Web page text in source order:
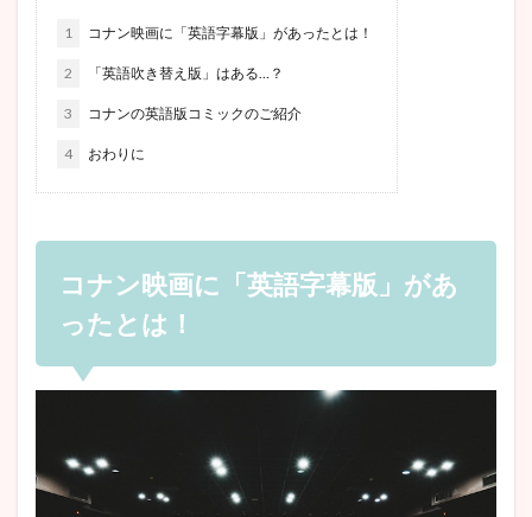
1 コナン映画に「英語字幕版」があったとは！
2 「英語吹き替え版」はある…？
3 コナンの英語版コミックのご紹介
4 おわりに
コナン映画に「英語字幕版」があ
ったとは！